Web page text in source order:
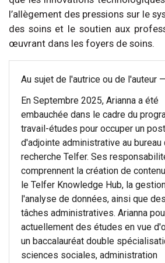
l’allègement des pressions sur le
des soins et le soutien aux
œuvrant dans les foyers de soins.
Au sujet de l'autrice ou de l'auteur —
En Septembre 2025, Arianna a été
embauchée dans le cadre du
travail-études pour occuper un
d'adjointe administrative au bureau
recherche Telfer. Ses
comprennent la création de
le Telfer Knowledge Hub, la
l'analyse de données, ainsi que des
tâches administratives. Arianna
actuellement des études en vue
un baccalauréat double
sciences sociales, administration